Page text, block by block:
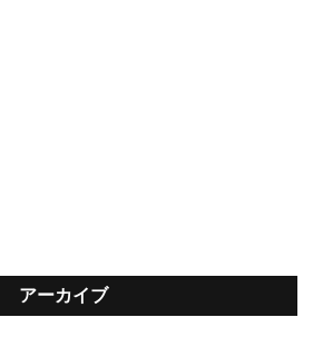
アーカイブ